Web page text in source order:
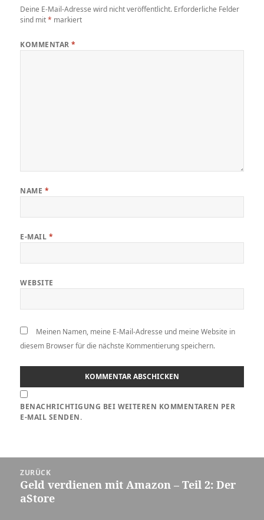
Deine E-Mail-Adresse wird nicht veröffentlicht. Erforderliche Felder
sind mit* markiert
KOMMENTAR*
NAME *
E-MAIL *
WEBSITE
Meinen Namen, meine E-Mail-Adresse und meine Website in
diesem Browser für die nächste Kommentierung speichern.
BENACHRICHTIGUNG BEI WEITEREN KOMMENTAREN PER
E-MAIL SENDEN.
Navigation
ZURÜCK
Vorheriger
Beitrag:
Geld verdienen mit Amazon – Teil 2: Der
aStore